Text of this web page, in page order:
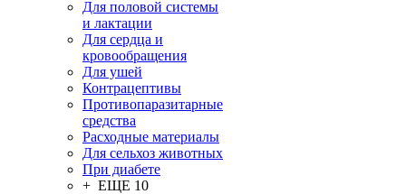
Для половой системы
и лактации
Для сердца и
кровообращения
Для ушей
Контрацептивы
Противопаразитарные
средства
Расходные материалы
Для сельхоз животных
При диабете
+ ЕЩЕ 10